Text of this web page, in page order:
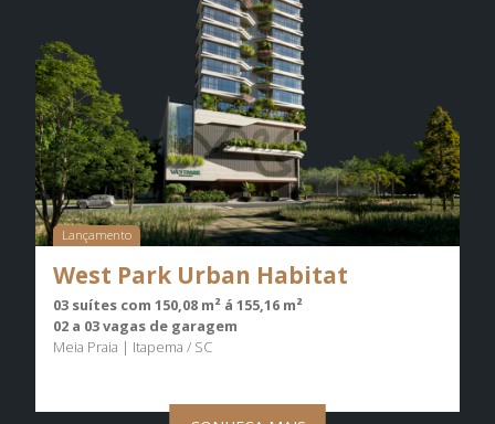
Lançamento
West Park Urban Habitat
03 suítes com 150,08 m² á 155,16 m²
02 a 03 vagas de garagem
Meia Praia | Itapema / SC